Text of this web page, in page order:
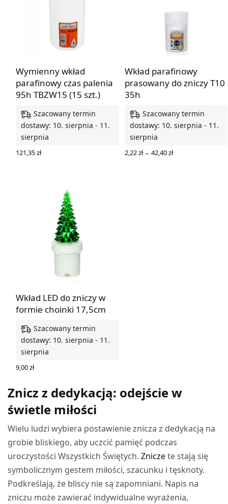
Wymienny wkład
parafinowy czas palenia
95h TBZW15 (15 szt.)
Szacowany termin
dostawy: 10. sierpnia - 11.
sierpnia
121,35zł
Wkład parafinowy
prasowany do zniczy T10
35h
Szacowany termin
dostawy: 10. sierpnia - 11.
sierpnia
2,22zł – 42,40złZakres
Wkład LED do zniczy w
formie choinki 17,5cm
Szacowany termin
dostawy: 10. sierpnia - 11.
sierpnia
9,00zł
Znicz z dedykacją: odejście w
świetle miłości
Wielu ludzi wybiera postawienie znicza z dedykacją na
grobie bliskiego, aby uczcić pamięć podczas
uroczystości Wszystkich Świętych.Zniczete stają się
symbolicznym gestem miłości, szacunku i tęsknoty.
Podkreślają, że bliscy nie są zapomniani. Napis na
zniczu może zawierać indywidualne wyrażenia,